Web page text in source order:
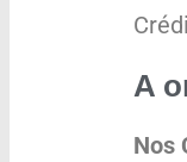
A
Nos